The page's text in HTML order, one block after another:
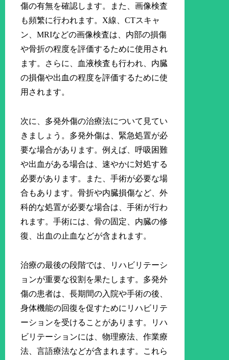
傷の有無を確認します。また、画像検査
も頻繁に行われます。X線、CTスキャ
ン、MRIなどの画像検査は、内部の損傷
や骨折の程度を評価するために使用され
ます。さらに、血液検査も行われ、内臓
の損傷や出血の程度を評価するために使
用されます。
次に、多発外傷の治療法について見てい
きましょう。多発外傷は、緊急処置が必
要な場合があります。例えば、呼吸困難
や出血がある場合は、速やかに対処する
必要があります。また、手術が必要な場
合もあります。骨折や内臓損傷など、外
科的な処置が必要な場合は、手術が行わ
れます。手術には、骨の固定、内臓の修
復、出血の止血などが含まれます。
治療の最後の段階では、リハビリテーシ
ョンが重要な役割を果たします。多発外
傷の患者は、長期間の入院や手術の後、
身体機能の回復を促すためにリハビリテ
ーションを受けることがあります。リハ
ビリテーションには、物理療法、作業療
法、言語療法などが含まれます。これら